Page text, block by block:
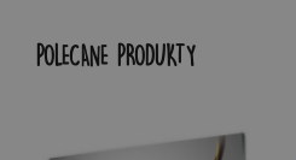
POLECANE PRODUKTY